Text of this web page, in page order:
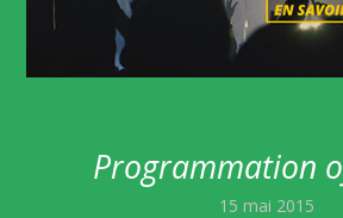
Programmation
15 mai 2015